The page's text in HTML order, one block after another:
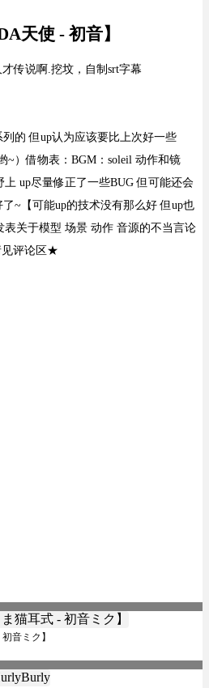
天使 - 初音】
传说啊.挖坟，自制srt字幕
的 但up认为应该要比上次好一些
~）借物表：BGM：soleil 动作和镜
up尽量修正了一些BUG 但可能还会
~【可能up的技术没有那么好 但up也
关于模型 场景 动作 音源的不当言论
评论区★
音ミク】